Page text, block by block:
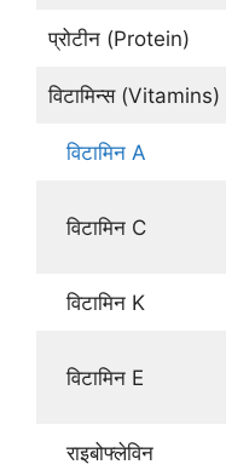
प्रोटीन (Protein)
विटामिन्स (Vitamins)
विटामिन A
विटामिन C
विटामिन K
विटामिन E
राइबोफ्लेविन